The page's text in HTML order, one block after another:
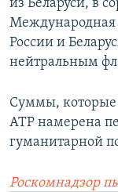
из Беларуси, в
Международная
России и
нейтральным
Суммы, которые
АТР намерена
гуманитарной
Роскомнадзор